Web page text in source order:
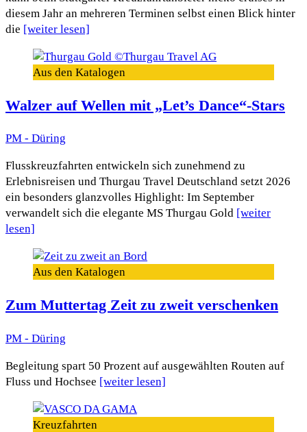
diesem Jahr an mehreren Terminen selbst einen Blick hinter
die [weiter lesen]
Aus den Katalogen
Walzer auf Wellen mit „Let’s Dance“-Stars
PM - Düring
Flusskreuzfahrten entwickeln sich zunehmend zu
Erlebnisreisen und Thurgau Travel Deutschland setzt 2026
ein besonders glanzvolles Highlight: Im September
verwandelt sich die elegante MS Thurgau Gold [weiter
lesen]
Aus den Katalogen
Zum Muttertag Zeit zu zweit verschenken
PM - Düring
Begleitung spart 50 Prozent auf ausgewählten Routen auf
Fluss und Hochsee [weiter lesen]
Kreuzfahrten